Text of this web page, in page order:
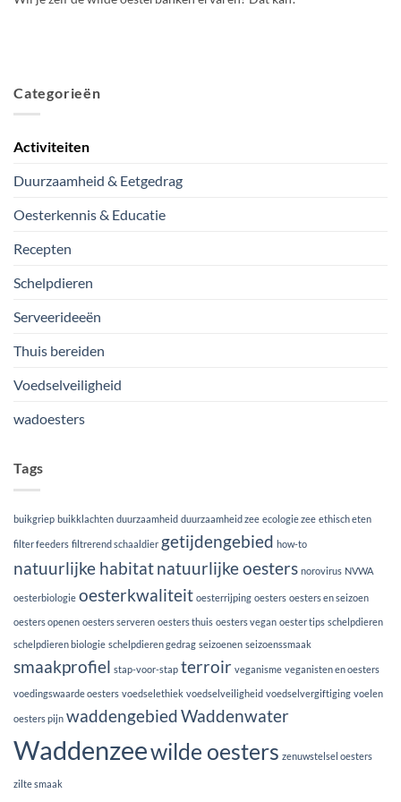
Categorieën
Activiteiten
Duurzaamheid & Eetgedrag
Oesterkennis & Educatie
Recepten
Schelpdieren
Serveerideeën
Thuis bereiden
Voedselveiligheid
wadoesters
Tags
buikgriep buikklachten duurzaamheid duurzaamheid zee ecologie zee ethisch eten
filter feeders filtrerend schaaldier getijdengebied how-to
natuurlijke habitatnatuurlijke oesters norovirus NVWA
oesterbiologie oesterkwaliteit oesterrijping oesters oesters en seizoen
oesters openen oesters serveren oesters thuis oesters vegan oester tips schelpdieren
schelpdieren biologie schelpdieren gedrag seizoenen seizoenssmaak
smaakprofiel stap-voor-stap terroir veganisme veganisten en oesters
voedingswaarde oesters voedselethiek voedselveiligheid voedselvergiftiging voelen
oesters pijn waddengebiedWaddenwater
Waddenzeewilde oesters zenuwstelsel oesters
zilte smaak